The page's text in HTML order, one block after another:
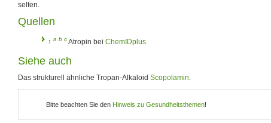
selten.
Quellen
↑ a b cAtropin bei ChemIDplus
Siehe auch
Das strukturell ähnliche Tropan-Alkaloid Scopolamin.
Bitte beachten Sie den Hinweis zu Gesundheitsthemen!